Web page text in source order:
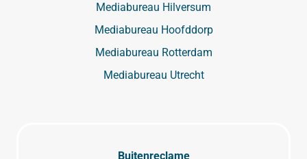
Mediabureau Hilversum
Mediabureau Hoofddorp
Mediabureau Rotterdam
Mediabureau Utrecht
Buitenreclame